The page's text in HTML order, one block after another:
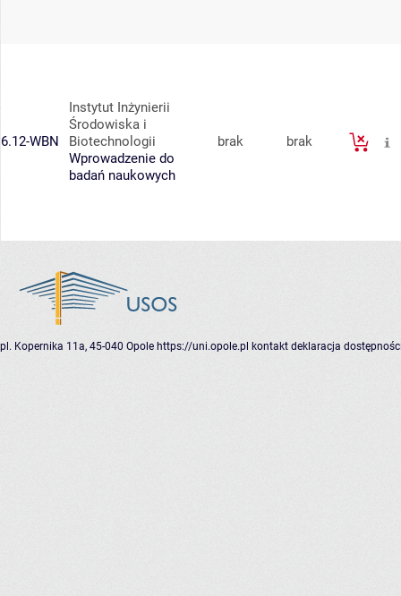
6.12-WBN
Instytut Inżynierii
Środowiska i
Biotechnologii
Wprowadzenie do
badań naukowych
brak brak
pl. Kopernika 11a, 45-040 Opole https://uni.opole.pl kontakt deklaracja